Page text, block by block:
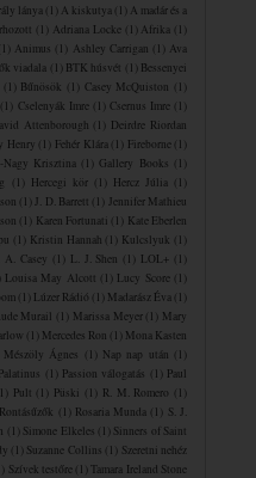
lánya (1) A kiskutya (1) A madár és a
(1) Adriana Locke (1) Afrika
(1)
(1) Animus (1) Ashley Carrigan (1) Ava
viadala (1) BTK húsvét (1) Bessenyei
(1) Bűnösök (1) Casey McQuiston
(1)
(1) Cselenyák Imre (1) Csernus Imre
(1)
Attenborough (1) Deirdre Riordan
Henry (1) Fehér Klára (1) Fireborne (1)
Nagy Krisztina (1) Gallery Books
(1)
(1) Hercegi kör (1) Hercz Júlia
(1)
(1)J. D. Barrett (1) Jennifer Mathieu
(1) Karen Fortunati (1) Kate Eberlen
(1) Kristin Hannah (1) Kulcslyuk
(1)
A. Casey (1) L. J. Shen (1) LOL+
(1)
Louisa May Alcott (1) Lucy Score
(1)
(1) Lúzer Rádió (1) Madarász Éva (1)
Murail (1) Marissa Meyer (1) Mary
(1) Mercedes Ron (1) Mona Kasten
Mészöly Ágnes (1) Nap nap után
(1)
Palatinus (1) Passion válogatás (1) Paul
(1) Pult (1) Püski (1) R. M. Romero
(1)
Rontásűzők (1) Rosaria Munda (1) S. J.
(1) Simone Elkeles (1) Sinners of Saint
(1) Suzanne Collins (1) Szeretni nehéz
Szívek testőre (1)Tamara Ireland Stone